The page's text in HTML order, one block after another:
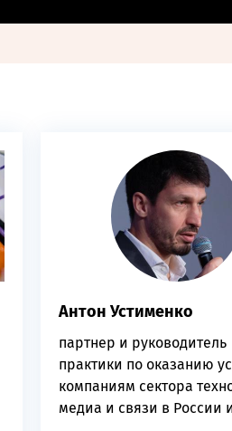
Антон Устименко
партнер и руководитель
практики по оказанию
компаниям сектора
медиа и связи в России